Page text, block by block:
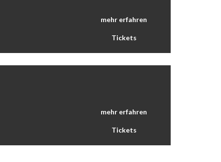
mehr erfahren
Tickets
mehr erfahren
Tickets